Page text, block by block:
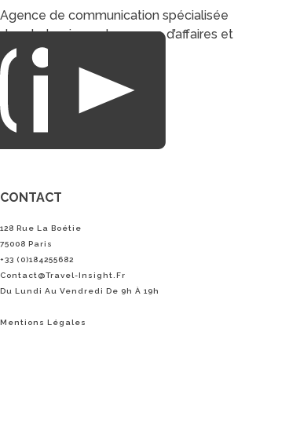
Agence de communication spécialisée
dans le tourisme du voyage d’affaires et
du loisirs.
CONTACT
128 Rue La Boétie
75008 Paris
+33 (0)184255682
Contact@Travel-Insight.fr
Du Lundi Au Vendredi De 9h À 19h
Mentions Légales